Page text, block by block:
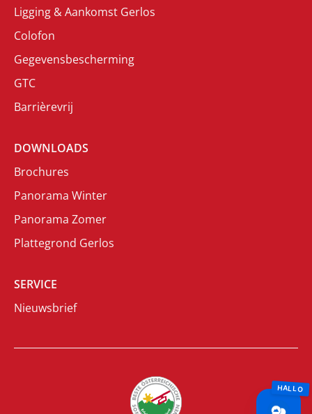
Ligging & Aankomst Gerlos
Colofon
Gegevensbescherming
GTC
Barrièrevrij
DOWNLOADS
Brochures
Panorama Winter
Panorama Zomer
Plattegrond Gerlos
SERVICE
Nieuwsbrief